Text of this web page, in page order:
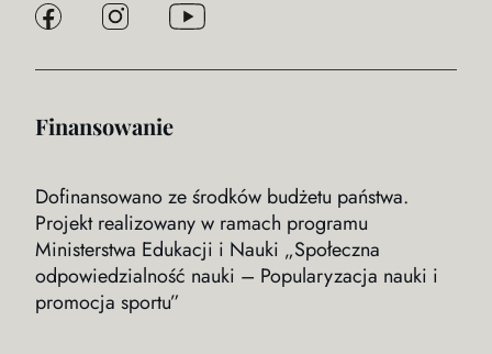
Finansowanie
Dofinansowano ze środków budżetu państwa.
Projekt realizowany w ramach programu
Ministerstwa Edukacji i Nauki „Społeczna
odpowiedzialność nauki – Popularyzacja nauki i
promocja sportu”